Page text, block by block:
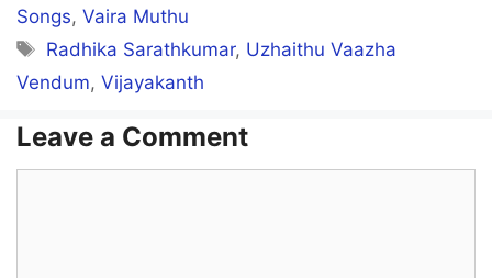
Saami enna saami adhu kozhai saami
Thunbangal kandaal kanmoodi kondaal
Koyilgalum ingae thevaiyaa
Bhoomi enna bhoomi idhu yaezhai bhoomi
Songs, Vaira Muthu
Tags
Radhika Sarathkumar, Uzhaithu Vaazha
Vendum, Vijayakanth
Leave a Comment